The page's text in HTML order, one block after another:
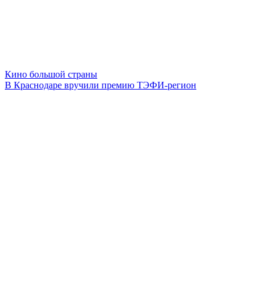
Кино большой страны
В Краснодаре вручили премию ТЭФИ-регион